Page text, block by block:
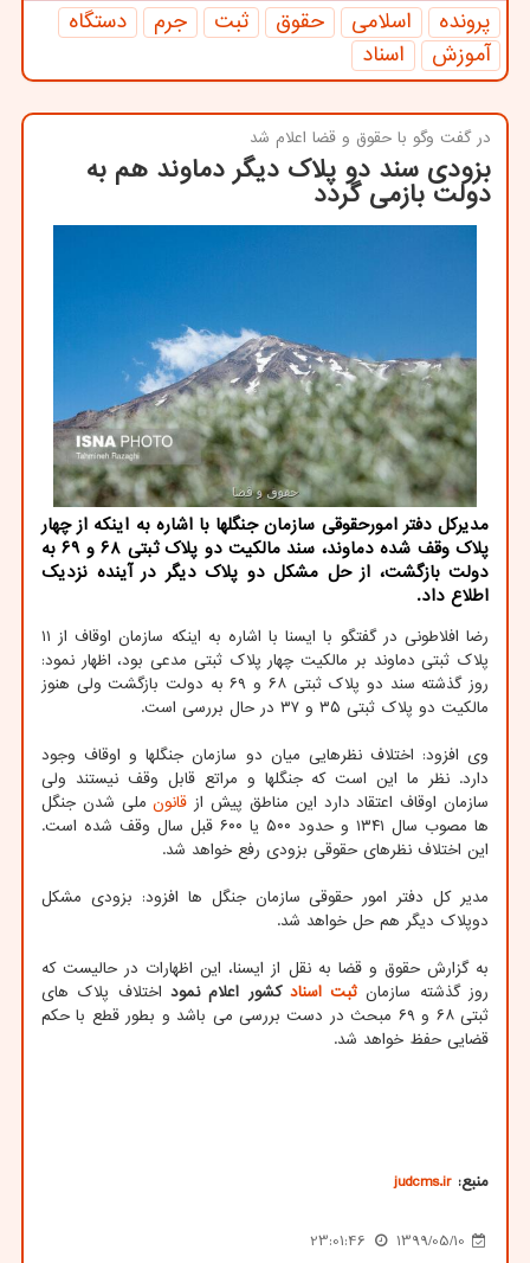
پرونده اسلامی حقوق ثبت جرم
دستگاه
آموزش
اسناد
در گفت وگو با حقوق و قضا اعلام شد
بزودی سند دو پلاك دیگر دماوند هم به
دولت بازمی گردد
مدیركل دفتر امورحقوقی سازمان جنگلها با اشاره به اینكه از چهار
پلاك وقف شده دماوند، سند مالكیت دو پلاك ثبتی ۶۸ و ۶۹ به
دولت بازگشت، از حل مشكل دو پلاك دیگر در آینده نزدیك
اطلاع داد.
رضا افلاطونی در گفتگو با ایسنا با اشاره به اینکه سازمان اوقاف از ۱۱
پلاک ثبتی دماوند بر مالکیت چهار پلاک ثبتی مدعی بود، اظهار نمود:
روز گذشته سند دو پلاک ثبتی ۶۸ و ۶۹ به دولت بازگشت ولی هنوز
مالکیت دو پلاک ثبتی ۳۵ و ۳۷ در حال بررسی است.
وی افزود: اختلاف نظرهایی میان دو سازمان جنگلها و اوقاف وجود
دارد. نظر ما این است که جنگلها و مراتع قابل وقف نیستند ولی
سازمان اوقاف اعتقاد دارد این مناطق پیش از قانونملی شدن جنگل
ها مصوب سال ۱۳۴۱ و حدود ۵۰۰ یا ۶۰۰ قبل سال وقف شده است.
این اختلاف نظرهای حقوقی بزودی رفع خواهد شد.
مدیر کل دفتر امور حقوقی سازمان جنگل ها افزود: بزودی مشکل
دوپلاک دیگر هم حل خواهد شد.
به گزارش حقوق و قضا به نقل از ایسنا، این اظهارات در حالیست که
روز گذشته سازمان ثبت اسناد کشور اعلام نمود اختلاف پلاک های
ثبتی ۶۸ و ۶۹ مبحث در دست بررسی می باشد و بطور قطع با حکم
قضایی حفظ خواهد شد.
منبع: judcms.ir
1399/05/10
23:01:46